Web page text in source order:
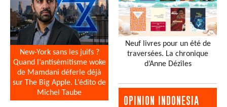
New-York sans les juifs ?
Quand l’antisémitisme woke
de Mamdani déferle déjà
sur The Big Apple. L’édito de
Michel Taube
Neuf livres pour un été de
traversées. La chronique
d’Anne Dézîles
OPINION INDONESIA